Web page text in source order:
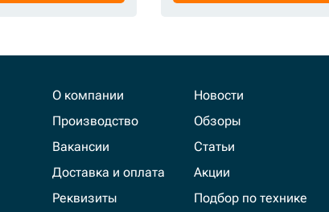
О компании
Производство
Вакансии
Доставка и оплата
Реквизиты
Новости
Обзоры
Статьи
Акции
Подбор по технике